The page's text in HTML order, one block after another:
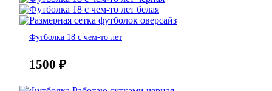
Футболка 18 с чем-то лет
1500 ₽